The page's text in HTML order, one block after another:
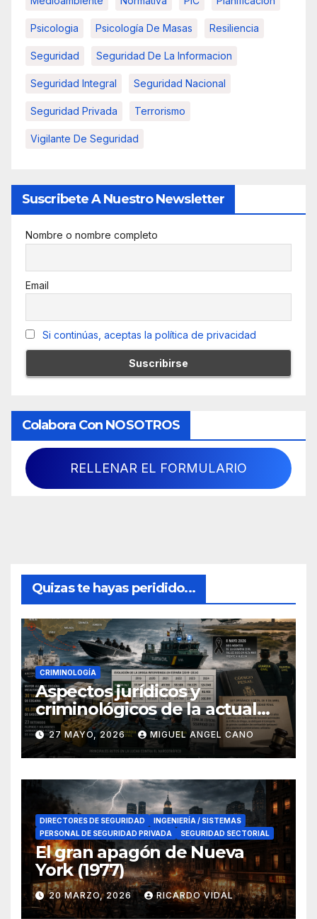
Psicologia Psicología De Masas Resiliencia
Seguridad Seguridad De La Informacion
Seguridad Integral Seguridad Nacional
Seguridad Privada Terrorismo
Vigilante De Seguridad
Suscribete A Nuestro Newsletter
Nombre o nombre completo
Email
Si continúas, aceptas la política de privacidad
Colabora Con NOSOTROS
RELLENAR EL FORMULARIO
Quizas te hayas peridido...
CRIMINOLOGÍA
Aspectos jurídicos y
criminológicos de la actual
lucha contra el narcotráfico
en el sur de España
27 MAYO, 2026 MIGUEL ANGEL CANO
DIRECTORES DE SEGURIDAD
INGENIERÍA / SISTEMAS
PERSONAL DE SEGURIDAD PRIVADA
SEGURIDAD SECTORIAL
El gran apagón de Nueva
York (1977)
20 MARZO, 2026 RICARDO VIDAL